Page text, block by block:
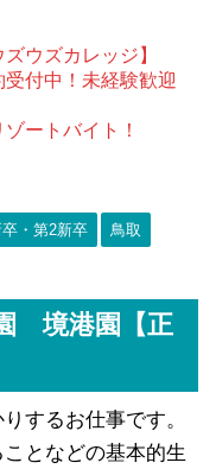
ウズカレッジ】
付中！未経験歓迎
ートバイト！
卒・第2新卒 鳥取
境港園【正
するお仕事です。
となどの基本的生